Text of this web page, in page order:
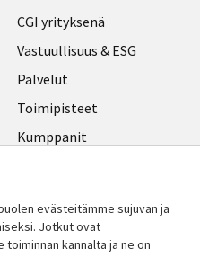
Useful
links
FINLAND
CGI yrityksenä
Vastuullisuus & ESG
Palvelut
Toimipisteet
Kumppanit
evästeitämme sujuvan ja
Jotkut ovat
kannalta ja ne on